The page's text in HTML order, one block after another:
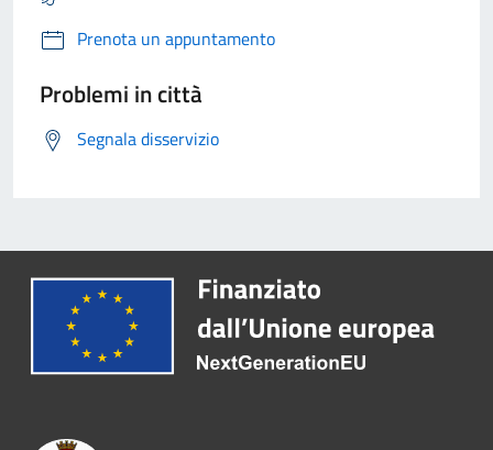
Prenota un appuntamento
Problemi in città
Segnala disservizio